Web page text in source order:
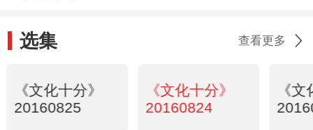
选集 查看更多
《文化十分》
20160825
《文化十分》
20160824
《